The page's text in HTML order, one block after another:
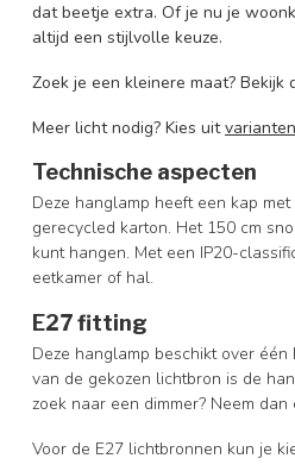
dat beetje extra. Of je nu je
altijd een stijlvolle keuze.
Zoek je een kleinere maat? Bekijk
Meer licht nodig? Kies uitvarianten
Technische aspecten
Deze hanglamp heeft een kap
gerecycled karton. Het 150 cm
kunt hangen. Met een IP20-
eetkamer of hal.
E27 fitting
Deze hanglamp beschikt over
van de gekozen lichtbron is de
zoek naar een dimmer? Neem dan
Voor de E27 lichtbronnen kun je